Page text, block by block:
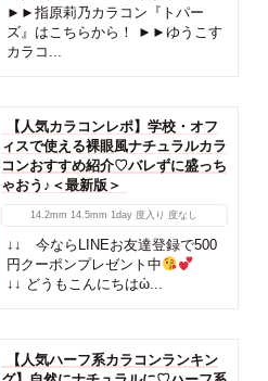
►►指原莉乃カラコン『トパー
ズ』はこちらから！ ►►ゆうこす
カラコ...
【人気カラコンレポ】学校・オフ
ィスで使える裸眼風ナチュラルカラ
コンおすすめ紹介♡バレずに盛っち
ゃおう♪＜最新版＞
14.2mm 14.5mm 1day 度入り 度なし
↓↓ 今ならLINEお友達登録で500
円クーポンプレゼント中
↓↓ どうもこんにちはὠ...
【人気ハーフ系カラコンランキン